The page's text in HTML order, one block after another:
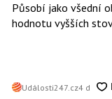
Působí jako všední
hodnotu vyšších
Události247.cz4 d